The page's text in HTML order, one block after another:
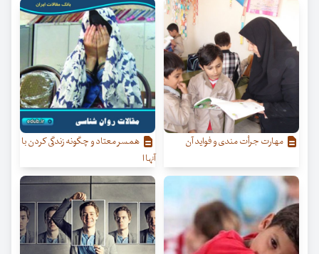
مهارت جرأت مندی و فواید آن
همسر معتاد و چگونه زندگی کردن با
آنها ا